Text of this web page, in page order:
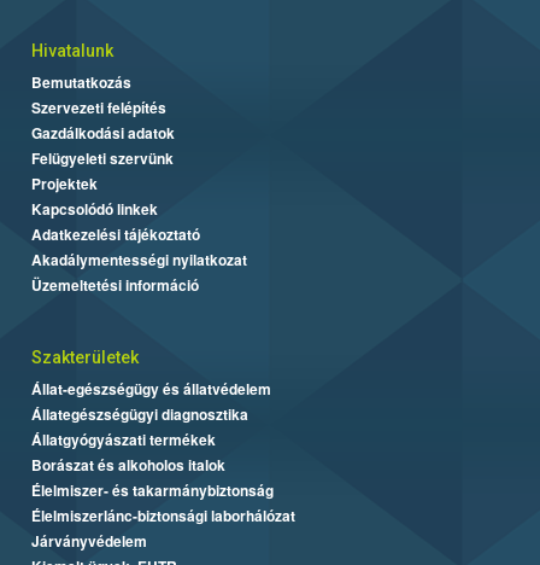
Hivatalunk
Bemutatkozás
Szervezeti felépítés
Gazdálkodási adatok
Felügyeleti szervünk
Projektek
Kapcsolódó linkek
Adatkezelési tájékoztató
Akadálymentességi nyilatkozat
Üzemeltetési információ
Szakterületek
Állat-egészségügy és állatvédelem
Állategészségügyi diagnosztika
Állatgyógyászati termékek
Borászat és alkoholos italok
Élelmiszer- és takarmánybiztonság
Élelmiszerlánc-biztonsági laborhálózat
Járványvédelem